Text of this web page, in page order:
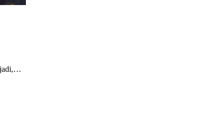
jadi,…